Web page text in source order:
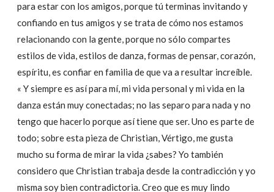
para estar con los amigos, porque tú terminas invitando y
confiando en tus amigos y se trata de cómo nos estamos
relacionando con la gente, porque no sólo compartes
estilos de vida, estilos de danza, formas de pensar, corazón,
espíritu, es confiar en familia de que va a resultar increíble.
« Y siempre es así para mí, mi vida personal y mi vida en la
danza están muy conectadas; no las separo para nada y no
tengo que hacerlo porque así tiene que ser. Uno es parte de
todo; sobre esta pieza de Christian, Vértigo, me gusta
mucho su forma de mirar la vida ¿sabes? Yo también
considero que Christian trabaja desde la contradicción y yo
misma soy bien contradictoria. Creo que es muy lindo